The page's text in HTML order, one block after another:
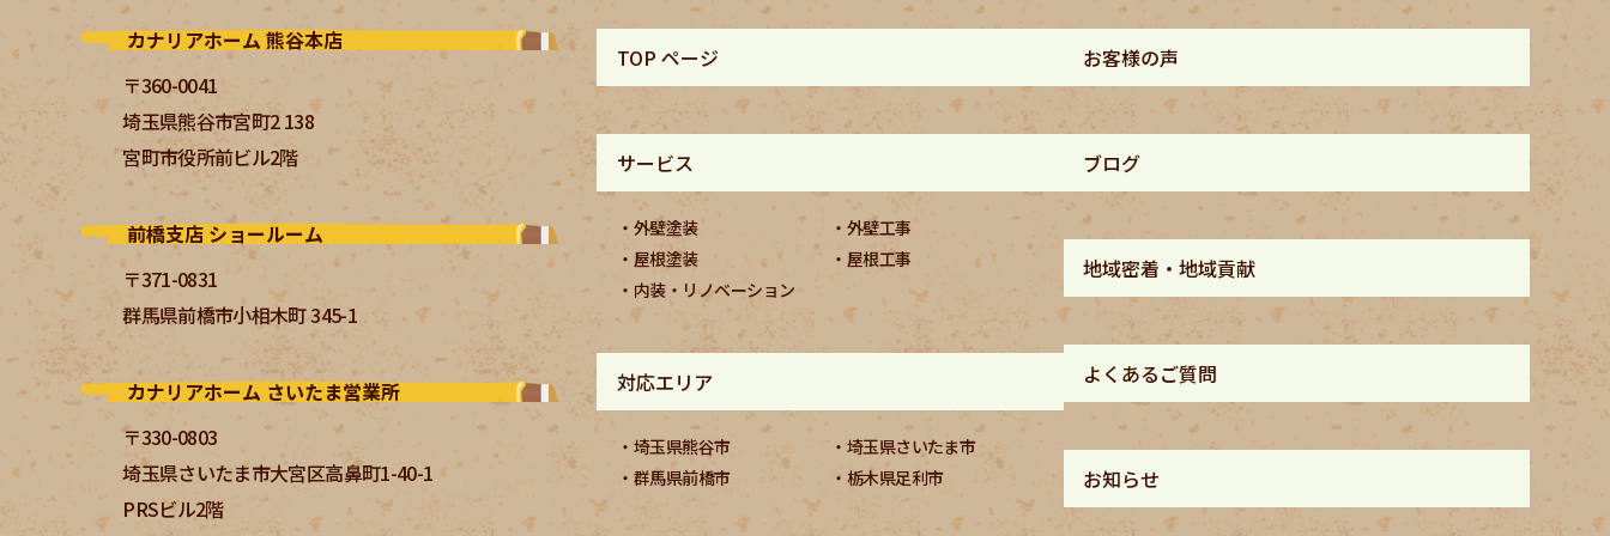
カナリアホーム 熊谷本店
〒360-0041
埼玉県熊谷市宮町2 138
宮町市役所前ビル2階
前橋支店 ショールーム
〒371-0831
群馬県前橋市小相木町 345-1
カナリアホーム さいたま営業所
〒330-0803
埼玉県さいたま市大宮区高鼻町1-40-1
PRSビル2階
TOP ページ
サービス
外壁塗装
外壁工事
屋根塗装
屋根工事
内装・リノベーション
対応エリア
埼玉県熊谷市
埼玉県さいたま市
群馬県前橋市
栃木県足利市
お客様の声
ブログ
地域密着・地域貢献
よくあるご質問
お知らせ